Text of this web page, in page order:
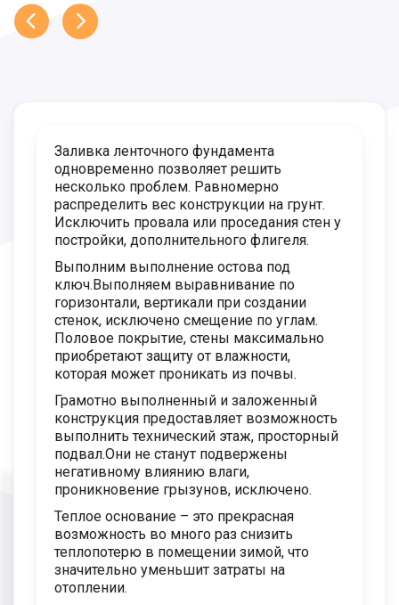
Заливка ленточного фундамента
одновременно позволяет решить
несколько проблем. Равномерно
распределить вес конструкции на грунт.
Исключить провала или проседания стен у
постройки, дополнительного флигеля.
Выполним выполнение остова под
ключ.Выполняем выравнивание по
горизонтали, вертикали при создании
стенок, исключено смещение по углам.
Половое покрытие, стены максимально
приобретают защиту от влажности,
которая может проникать из почвы.
Грамотно выполненный и заложенный
конструкция предоставляет возможность
выполнить технический этаж, просторный
подвал.Они не станут подвержены
негативному влиянию влаги,
проникновение грызунов, исключено.
Теплое основание – это прекрасная
возможность во много раз снизить
теплопотерю в помещении зимой, что
значительно уменьшит затраты на
отоплении.